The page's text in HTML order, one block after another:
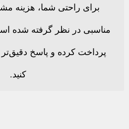
برای راحتی شما، هزینه
مناسبی در نظر گرفته شده است
پرداخت کرده و پاسخ
کنید.